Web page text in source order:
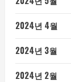
2024년 4월
2024년 3월
2024년 2월